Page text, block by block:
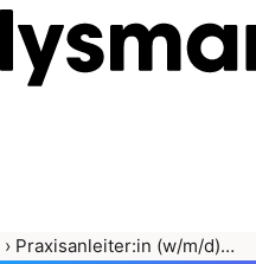
› Praxisanleiter:in (w/m/d)…